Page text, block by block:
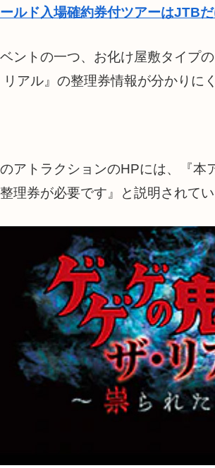
ルド入場確約券付ツアーはJTB
ントの一つ、お化け屋敷タイプ
アル』の整理券情報が分かりに
アトラクションのHPには、『本
理券が必要です』と説明されてい